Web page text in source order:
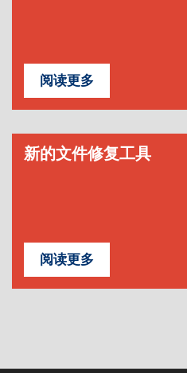
阅读更多
新的文件修复工具
阅读更多